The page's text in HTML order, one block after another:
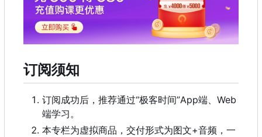
订阅须知
订阅成功后 ， 推荐通过“极客时间”App端、Web
端学习。
本专栏为虚拟商品，交付形式为图文+音频，一